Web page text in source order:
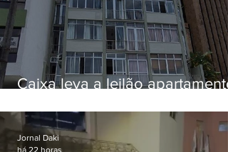
Caixa leva a leilão apartamento
Botafogo
Jornal Daki
há 22 horas